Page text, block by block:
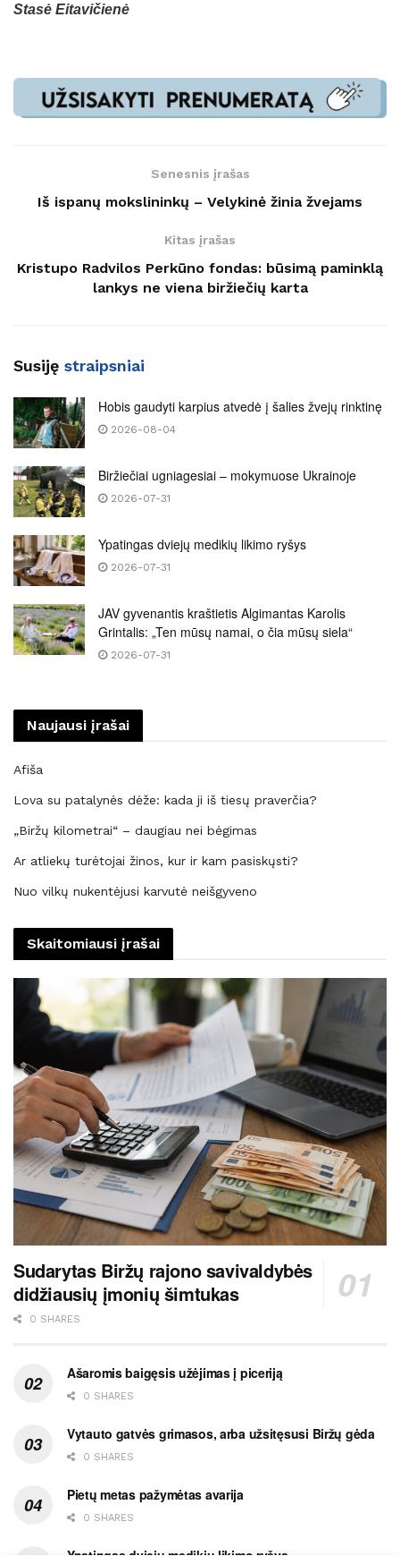
Stasė Eitavičienė
Senesnis įrašas
Iš ispanų mokslininkų – Velykinė žinia žvejams
Kitas įrašas
Kristupo Radvilos Perkūno fondas: būsimą paminklą
lankys ne viena biržiečių karta
Susiję straipsniai
Hobis gaudyti karpius atvedė į šalies žvejų rinktinę
2026-08-04
Biržiečiai ugniagesiai – mokymuose Ukrainoje
2026-07-31
Ypatingas dviejų medikių likimo ryšys
2026-07-31
JAV gyvenantis kraštietis Algimantas Karolis
Grintalis: „Ten mūsų namai, o čia mūsų siela“
2026-07-31
Naujausi įrašai
Afiša
Lova su patalynės dėže: kada ji iš tiesų praverčia?
„Biržų kilometrai“ – daugiau nei bėgimas
Ar atliekų turėtojai žinos, kur ir kam pasiskųsti?
Nuo vilkų nukentėjusi karvutė neišgyveno
Skaitomiausi įrašai
Sudarytas Biržų rajono savivaldybės
didžiausių įmonių šimtukas
0 SHARES
Ašaromis baigęsis užėjimas į piceriją
0 SHARES
Vytauto gatvės grimasos, arba užsitęsusi Biržų gėda
0 SHARES
Pietų metas pažymėtas avarija
0 SHARES